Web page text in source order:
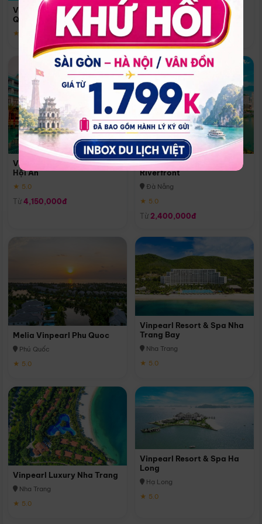
Vinpearl Resort & Spa Phu
Quoc
★ 5.0
Quoc
Phú Quốc
★ 5.0
Vinpearl Resort & Golf Nam
Hội An
★ 5.0
Từ 4,150,000đ
Melia Vinpearl Danang
Riverfront
Đà Nẵng
★ 5.0
Từ 2,400,000đ
Melia Vinpearl Phu Quoc
Phú Quốc
★ 5.0
Vinpearl Resort & Spa Nha
Trang Bay
Nha Trang
★ 5.0
Vinpearl Luxury Nha Trang
Nha Trang
★ 5.0
Vinpearl Resort & Spa Ha
Long
Hạ Long
★ 5.0